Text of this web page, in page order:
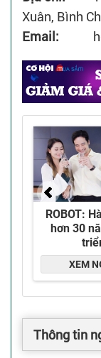
Xuân, Bình
Email:
Thông tin